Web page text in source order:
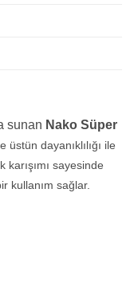
sunan Nako Süper
dayanıklılığı ile
sayesinde
kullanım sağlar.